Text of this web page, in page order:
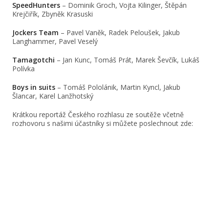
SpeedHunters – Dominik Groch, Vojta Kilinger, Štěpán
Krejčiřík, Zbyněk Krasuski
Jockers Team – Pavel Vaněk, Radek Peloušek, Jakub
Langhammer, Pavel Veselý
Tamagotchi – Jan Kunc, Tomáš Prát, Marek Ševčík, Lukáš
Polívka
Boys in suits – Tomáš Pololánik, Martin Kyncl, Jakub
Šlancar, Karel Lanžhotský
Krátkou reportáž Českého rozhlasu ze soutěže včetně
rozhovoru s našimi účastníky si můžete poslechnout zde: